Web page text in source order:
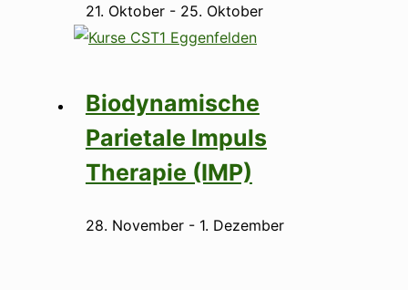
21. Oktober- 25. Oktober
Biodynamische
Parietale Impuls
Therapie (IMP)
28. November- 1. Dezember